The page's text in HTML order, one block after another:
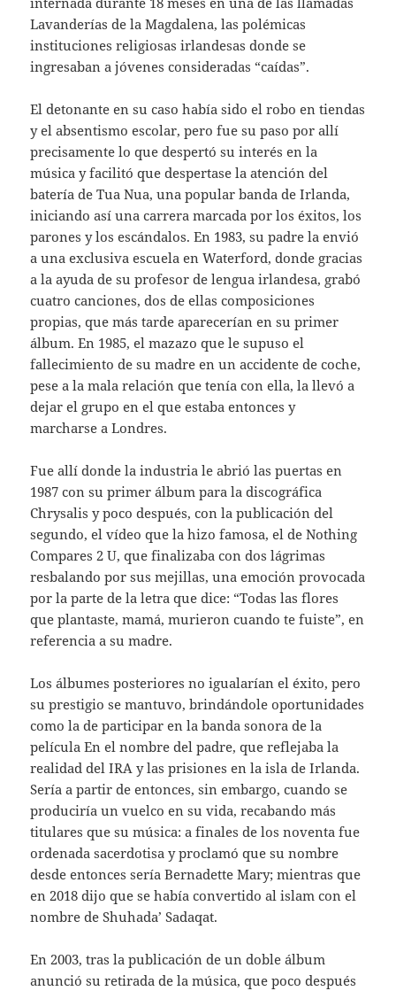
Lavanderías de la Magdalena, las polémicas
instituciones religiosas irlandesas donde se
ingresaban a jóvenes consideradas “caídas”.
El detonante en su caso había sido el robo en tiendas
y el absentismo escolar, pero fue su paso por allí
precisamente lo que despertó su interés en la
música y facilitó que despertase la atención del
batería de Tua Nua, una popular banda de Irlanda,
iniciando así una carrera marcada por los éxitos, los
parones y los escándalos. En 1983, su padre la envió
a una exclusiva escuela en Waterford, donde gracias
a la ayuda de su profesor de lengua irlandesa, grabó
cuatro canciones, dos de ellas composiciones
propias, que más tarde aparecerían en su primer
álbum. En 1985, el mazazo que le supuso el
fallecimiento de su madre en un accidente de coche,
pese a la mala relación que tenía con ella, la llevó a
dejar el grupo en el que estaba entonces y
marcharse a Londres.
Fue allí donde la industria le abrió las puertas en
1987 con su primer álbum para la discográfica
Chrysalis y poco después, con la publicación del
segundo, el vídeo que la hizo famosa, el de Nothing
Compares 2 U, que finalizaba con dos lágrimas
resbalando por sus mejillas, una emoción provocada
por la parte de la letra que dice: “Todas las flores
que plantaste, mamá, murieron cuando te fuiste”, en
referencia a su madre.
Los álbumes posteriores no igualarían el éxito, pero
su prestigio se mantuvo, brindándole oportunidades
como la de participar en la banda sonora de la
película En el nombre del padre, que reflejaba la
realidad del IRA y las prisiones en la isla de Irlanda.
Sería a partir de entonces, sin embargo, cuando se
produciría un vuelco en su vida, recabando más
titulares que su música: a finales de los noventa fue
ordenada sacerdotisa y proclamó que su nombre
desde entonces sería Bernadette Mary; mientras que
en 2018 dijo que se había convertido al islam con el
nombre de Shuhada’ Sadaqat.
En 2003, tras la publicación de un doble álbum
anunció su retirada de la música, que poco después